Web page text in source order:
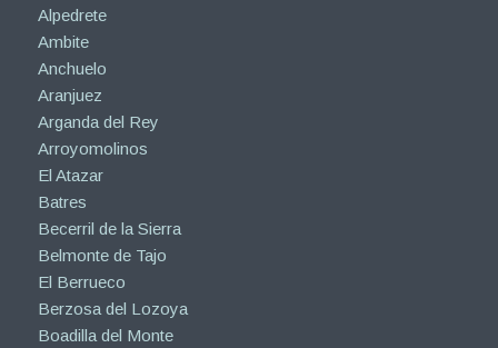
Alpedrete
Ambite
Anchuelo
Aranjuez
Arganda del Rey
Arroyomolinos
El Atazar
Batres
Becerril de la Sierra
Belmonte de Tajo
El Berrueco
Berzosa del Lozoya
Boadilla del Monte